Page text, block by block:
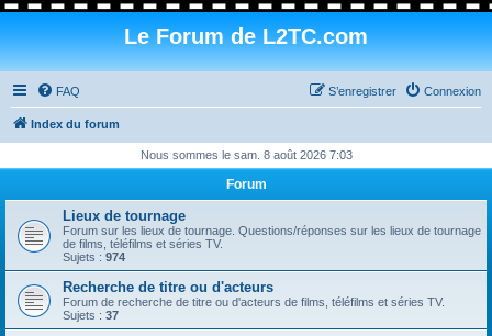
Le Forum de L2TC.com
FAQ Connexion
S’enregistrer
Index du forum
Nous sommes le sam. 8 août 2026 7:03
Forum
Lieux de tournage
Forum sur les lieux de tournage. Questions/réponses sur les lieux de tournage
de films, téléfilms et séries TV.
Sujets : 974
Recherche de titre ou d'acteurs
Forum de recherche de titre ou d'acteurs de films, téléfilms et séries TV.
Sujets : 37